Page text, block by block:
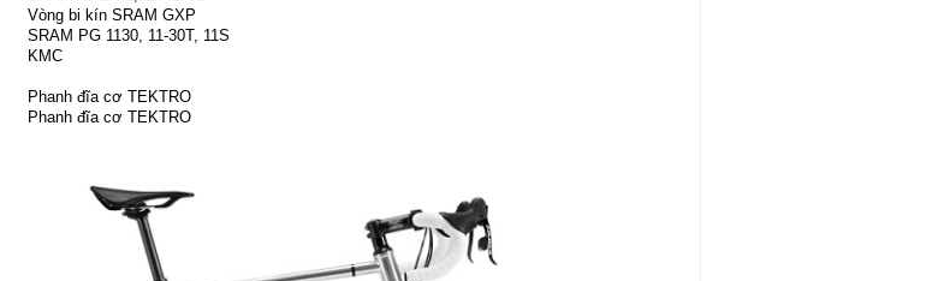
Vòng bi kín SRAM GXP
SRAM PG 1130, 11-30T, 11S
KMC
Phanh đĩa cơ TEKTRO
Phanh đĩa cơ TEKTRO